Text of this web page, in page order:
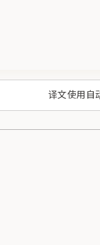
译文使用自